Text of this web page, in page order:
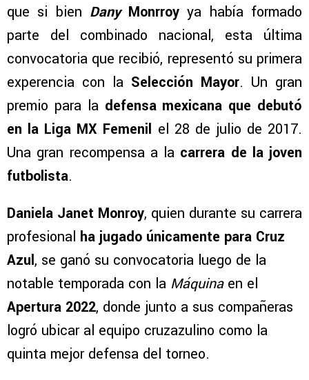
que si bien DanyMonrroy ya había formado
parte del combinado nacional, esta última
convocatoria que recibió, representó su primera
experencia con la Selección Mayor. Un gran
premio para la defensa mexicana que debutó
en la Liga MX Femenil el 28 de julio de 2017.
Una gran recompensa a la carrera de la joven
futbolista.
Daniela Janet Monroy, quien durante su carrera
profesional ha jugado únicamente para Cruz
Azul, se ganó su convocatoria luego de la
notable temporada con la Máquinaen el
Apertura 2022, donde junto a sus compañeras
logró ubicar al equipo cruzazulino como la
quinta mejor defensa del torneo.